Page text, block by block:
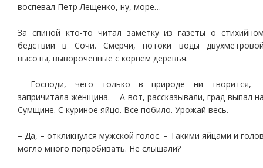
воспевал Петр Лещенко, ну, море…
За спиной кто-то читал заметку из газеты о
бедствии в Сочи. Смерчи, потоки воды
высоты, вывороченные с корнем деревья.
– Господи, чего только в природе ни творится,
запричитала женщина. – А вот, рассказывали, град выпал
Сумщине. С куриное яйцо. Все побило. Урожай весь.
– Да, – откликнулся мужской голос. – Такими яйцами и
могло много попробивать. Не слышали?